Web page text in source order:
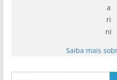
a
ri
ni
Saiba mais